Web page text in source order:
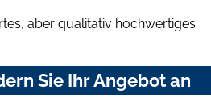
aber qualitativ hochwertiges
Sie Ihr Angebot an